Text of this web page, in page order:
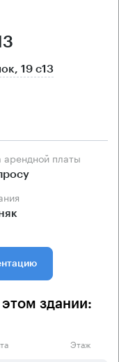
19 с13
арендной платы
здании:
Этаж